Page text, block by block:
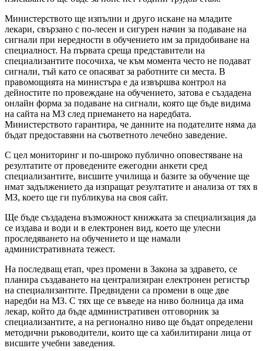
Министерството ще изпълни и друго искане на младите
лекари, свързано с по-лесен и сигурен начин за подаване на
сигнали при нередности в обучението им за придобиване на
специалност. На първата среща представители на
специализантите посочиха, че към момента често не подават
сигнали, тъй като се опасяват за работните си места. В
правомощията на министъра е да извършва контрол на
дейностите по провеждане на обучението, затова e създадена
онлайн форма за подаване на сигнали, която ще бъде видима
на сайта на МЗ след приемането на наредбата.
Министерството гарантира, че данните на подателите няма да
бъдат предоставяни на съответното лечебно заведение.
С цел мониторинг и по-широко публично оповестяване на
резултатите от проведените ежегодни анкети сред
специализантите, висшите училища и базите за обучение ще
имат задължението да изпращат резултатите и анализа от тях в
МЗ, което ще ги публикува на своя сайт.
Ще бъде създадена възможност книжката за специализация да
се издава и води и в електронен вид, което ще улесни
проследяването на обучението и ще намали
административната тежест.
На последващ етап, чрез промени в Закона за здравето, се
планира създаването на централизиран електронен регистър
на специализантите. Предвидени са промени в още две
наредби на МЗ. С тях ще се въведе на ниво болница да има
лекар, който да бъде административен отговорник за
специализантите, а на регионално ниво ще бъдат определени
методични ръководители, които ще са хабилитирани лица от
висшите учебни заведения.